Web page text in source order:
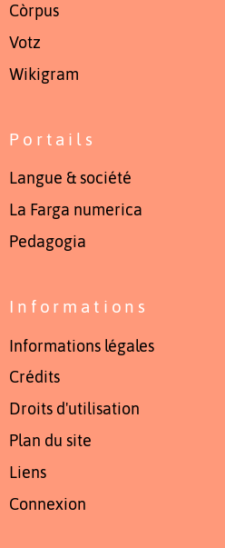
Còrpus
Votz
Wikigram
Portails
Langue & société
La Farga numerica
Pedagogia
Informations
Informations légales
Crédits
Droits d'utilisation
Plan du site
Liens
Connexion